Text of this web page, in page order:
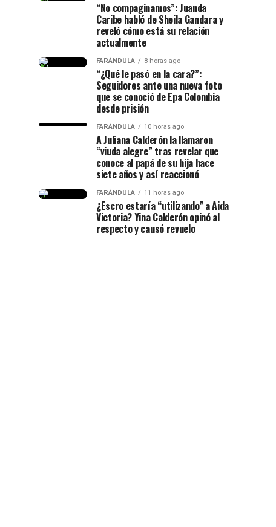
“No compaginamos”: Juanda
Caribe habló de Sheila Gandara y
reveló cómo está su relación
actualmente
FARÁNDULA 8 horas ago
“¿Qué le pasó en la cara?”:
Seguidores ante una nueva foto
que se conoció de Epa Colombia
desde prisión
FARÁNDULA 10 horas ago
A Juliana Calderón la llamaron
“viuda alegre” tras revelar que
conoce al papá de su hija hace
siete años y así reaccionó
FARÁNDULA 11 horas ago
¿Escro estaría “utilizando” a Aida
Victoria? Yina Calderón opinó al
respecto y causó revuelo